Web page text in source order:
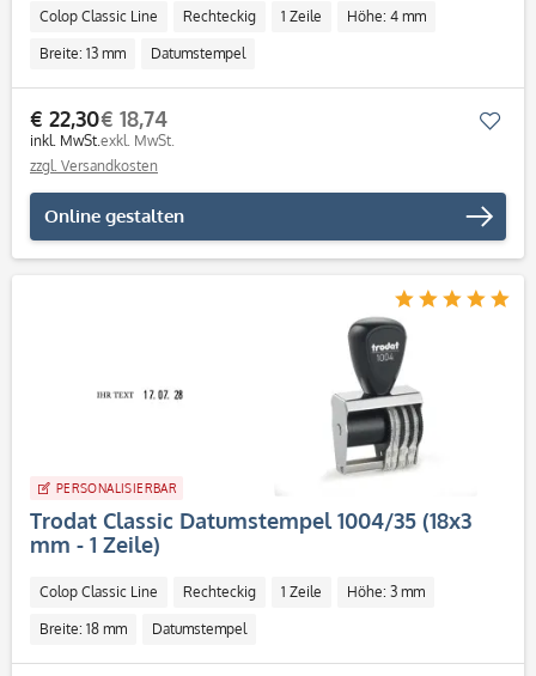
Colop Classic Line Rechteckig 1 Zeile Höhe: 4 mm
Breite: 13 mm Datumstempel
€ 22,30
inkl. MwSt.
€ 18,74
exkl. MwSt.
zzgl. Versandkosten
Online gestalten
PERSONALISIERBAR
Trodat Classic Datumstempel 1004/35 (18x3
mm - 1 Zeile)
Colop Classic Line Rechteckig 1 Zeile Höhe: 3 mm
Breite: 18 mm Datumstempel